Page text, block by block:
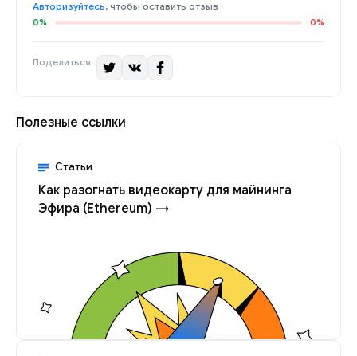
Авторизуйтесь, чтобы оставить отзыв
0% 0%
Поделиться:
Полезные ссылки
Статьи
Как разогнать видеокарту для майнинга
Эфира (Ethereum) →